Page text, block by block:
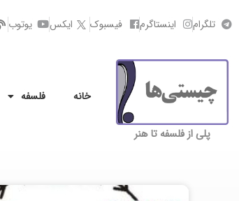
تلگرام اینستاگرم فیسبوک ایکس یوتوب
پلی از فلسفه تا هنر
خانه فلسفه